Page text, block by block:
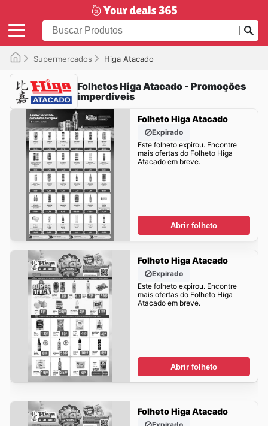
Supermercados Higa Atacado
Folhetos Higa Atacado - Promoções
imperdíveis
Folheto Higa Atacado
Expirado
Este folheto expirou. Encontre
mais ofertas do Folheto Higa
Atacado em breve.
Abrir folheto
Folheto Higa Atacado
Expirado
Este folheto expirou. Encontre
mais ofertas do Folheto Higa
Atacado em breve.
Abrir folheto
Folheto Higa Atacado